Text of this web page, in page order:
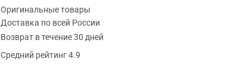
Оригинальные товары
Доставка по всей Pоссии
Возврат в течение 30 дней
Средний рейтинг 4.9